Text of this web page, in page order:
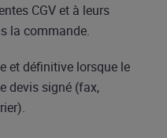
CGV et à leurs
la commande.
et définitive lorsque le
devis signé (fax,